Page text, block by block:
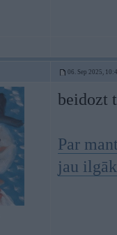
06. Sep 2025,
beidozt
Par
jau